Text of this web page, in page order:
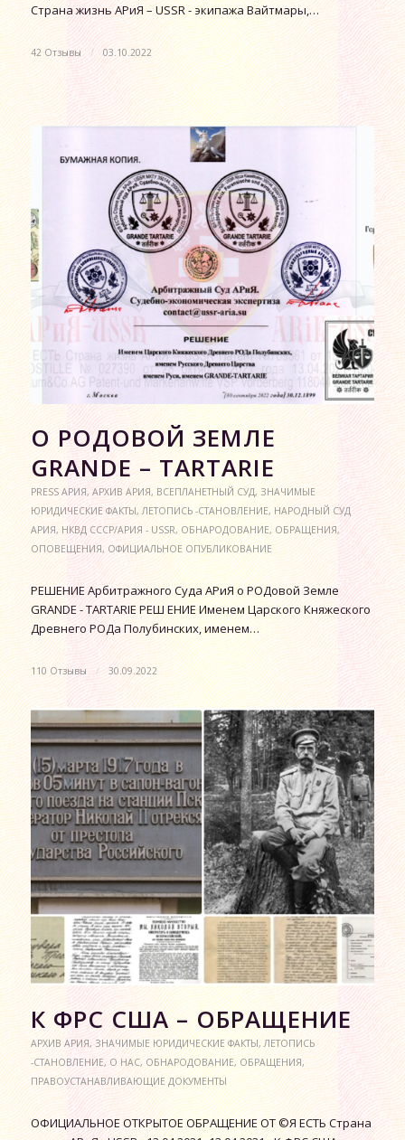
Страна жизнь АРиЯ – USSR - экипажа Вайтмары,…
42 Отзывы / 03.10.2022
О РОДОВОЙ ЗЕМЛЕ
GRANDE – TARTARIE
PRESS АРИЯ, АРХИВ АРИЯ,ВСЕПЛАНЕТНЫЙ СУД,ЗНАЧИМЫЕ
ЮРИДИЧЕСКИЕ ФАКТЫ,ЛЕТОПИСЬ -СТАНОВЛЕНИЕ,НАРОДНЫЙ СУД
АРИЯ, НКВД СССР/АРИЯ - USSR, ОБНАРОДОВАНИЕ,ОБРАЩЕНИЯ,
ОПОВЕЩЕНИЯ, ОФИЦИАЛЬНОЕ ОПУБЛИКОВАНИЕ
РЕШЕНИЕ Арбитражного Суда АРиЯ о РОДовой Земле
GRANDE - TARTARIE РЕШ ЕНИЕ Именем Царского Княжеского
Древнего РОДа Полубинских, именем…
110 Отзывы / 30.09.2022
К ФРС США – ОБРАЩЕНИЕ
АРХИВ АРИЯ,ЗНАЧИМЫЕ ЮРИДИЧЕСКИЕ ФАКТЫ,ЛЕТОПИСЬ
-СТАНОВЛЕНИЕ,О НАС,ОБНАРОДОВАНИЕ, ОБРАЩЕНИЯ,
ПРАВОУСТАНАВЛИВАЮЩИЕ ДОКУМЕНТЫ
ОФИЦИАЛЬНОЕ ОТКРЫТОЕ ОБРАЩЕНИЕ ОТ ©Я ЕСТЬ Страна